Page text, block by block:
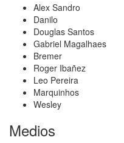
Alex Sandro
Danilo
Douglas Santos
Gabriel Magalhaes
Bremer
Roger Ibañez
Leo Pereira
Marquinhos
Wesley
Medios